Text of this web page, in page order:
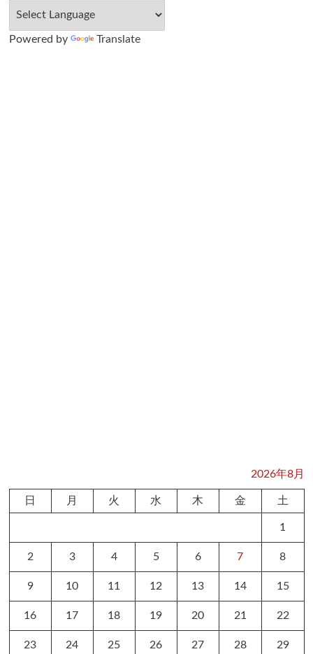
Powered by Translate
2026年8月
日 月 火 水 木 金 土
1
2 3 4 5 6 7 8
9 10 11 12 13 14 15
16 17 18 19 20 21 22
23 24 25 26 27 28 29